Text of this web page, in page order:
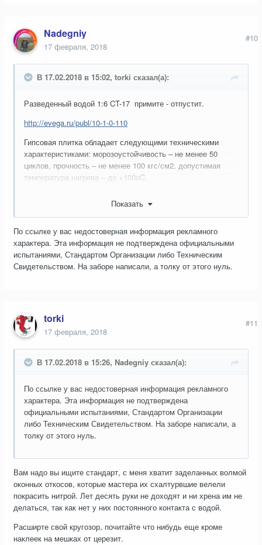
Nadegniy
17 февраля, 2018
#10
В 17.02.2018 в 15:02, torki сказал(а):
Разведенный водой 1:6 CT-17 примите - отпустит.
http://evega.ru/publ/10-1-0-110
Гипсовая плитка обладает следующими техническими
характеристиками: морозоустойчивость – не менее 50
циклов, прочность – не менее 100 кгс/см2, допустимая
температура нагрева – до +100oC.
Показать
По ссылке у вас недостоверная информация рекламного
характера. Эта информация не подтверждена официальными
испытаниями, Стандартом Организации либо Техническим
Свидетельством. На заборе написали, а толку от этого нуль.
torki
17 февраля, 2018
#11
В 17.02.2018 в 15:26, Nadegniy сказал(а):
По ссылке у вас недостоверная информация рекламного
характера. Эта информация не подтверждена
официальными испытаниями, Стандартом Организации
либо Техническим Свидетельством. На заборе написали, а
толку от этого нуль.
Вам надо вы ищите стандарт, с меня хватит заделанных волмой
оконных откосов, которые мастера их схалтурвшие велели
покрасить нитрой. Лет десять руки не доходят и ни хрена им не
делаться, так как нет у них постоянного контакта с водой.
Расширте свой кругозор, почитайте что нибудь еще кроме
наклеек на мешках от церезит.